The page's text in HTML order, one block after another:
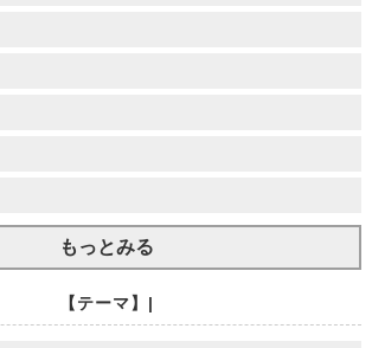
もっとみる
【テーマ】|